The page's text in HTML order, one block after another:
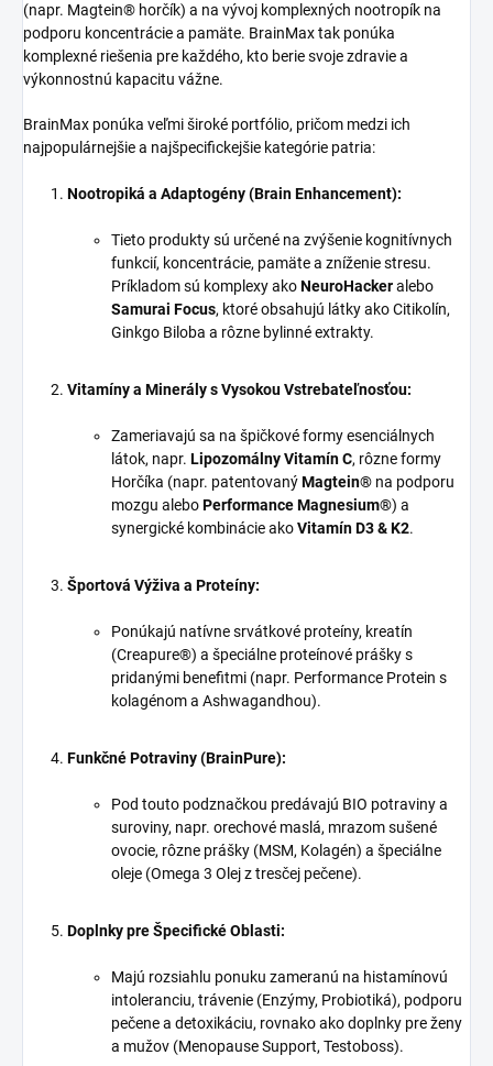
(napr. Magtein® horčík) a na vývoj komplexných nootropík na
podporu koncentrácie a pamäte. BrainMax tak ponúka
komplexné riešenia pre každého, kto berie svoje zdravie a
výkonnostnú kapacitu vážne.
BrainMax ponúka veľmi široké portfólio, pričom medzi ich
najpopulárnejšie a najšpecifickejšie kategórie patria:
Nootropiká a Adaptogény (Brain Enhancement):
Tieto produkty sú určené na zvýšenie kognitívnych
funkcií, koncentrácie, pamäte a zníženie stresu.
Príkladom sú komplexy akoNeuroHackeralebo
Samurai Focus, ktoré obsahujú látky ako Citikolín,
Ginkgo Biloba a rôzne bylinné extrakty.
Vitamíny a Minerály s Vysokou Vstrebateľnosťou:
Zameriavajú sa na špičkové formy esenciálnych
látok, napr. Lipozomálny Vitamín C, rôzne formy
Horčíka (napr. patentovanýMagtein® na podporu
mozgu aleboPerformance Magnesium®) a
synergické kombinácie akoVitamín D3 & K2.
Športová Výživa a Proteíny:
Ponúkajú natívne srvátkové proteíny, kreatín
(Creapure®) a špeciálne proteínové prášky s
pridanými benefitmi (napr. Performance Protein s
kolagénom a Ashwagandhou).
Funkčné Potraviny (BrainPure):
Pod touto podznačkou predávajú BIO potraviny a
suroviny, napr. orechové maslá, mrazom sušené
ovocie, rôzne prášky (MSM, Kolagén) a špeciálne
oleje (Omega 3 Olej z tresčej pečene).
Doplnky pre Špecifické Oblasti:
Majú rozsiahlu ponuku zameranú na histamínovú
intoleranciu, trávenie (Enzýmy, Probiotiká), podporu
pečene a detoxikáciu, rovnako ako doplnky pre ženy
a mužov (Menopause Support, Testoboss).